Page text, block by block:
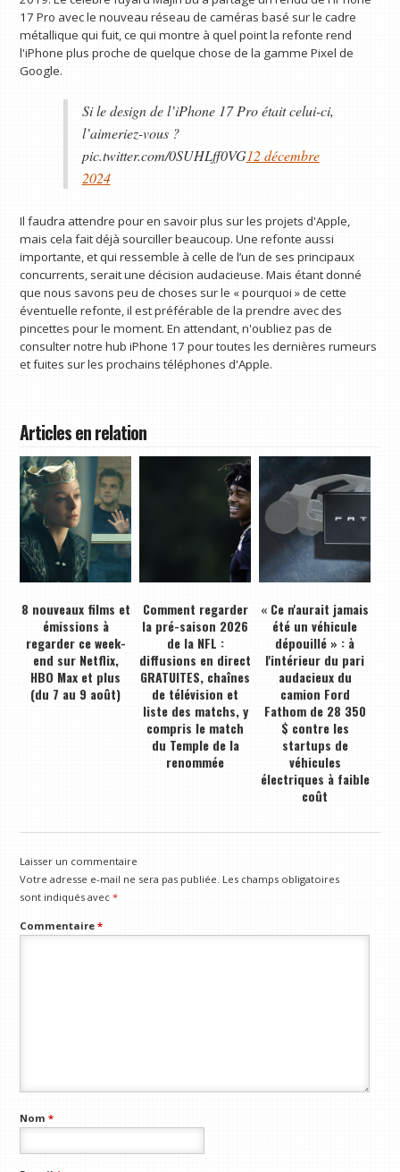
17 Pro avec le nouveau réseau de caméras basé sur le cadre
métallique qui fuit, ce qui montre à quel point la refonte rend
l'iPhone plus proche de quelque chose de la gamme Pixel de
Google.
Si le design de l’iPhone 17 Pro était celui-ci,
l’aimeriez-vous ?
pic.twitter.com/0SUHLff0VG12 décembre
2024
Il faudra attendre pour en savoir plus sur les projets d'Apple,
mais cela fait déjà sourciller beaucoup. Une refonte aussi
importante, et qui ressemble à celle de l’un de ses principaux
concurrents, serait une décision audacieuse. Mais étant donné
que nous savons peu de choses sur le « pourquoi » de cette
éventuelle refonte, il est préférable de la prendre avec des
pincettes pour le moment. En attendant, n'oubliez pas de
consulter notre hub iPhone 17 pour toutes les dernières rumeurs
et fuites sur les prochains téléphones d'Apple.
Articles en relation
8 nouveaux films et
émissions à
regarder ce week-
end sur Netflix,
HBO Max et plus
(du 7 au 9 août)
Comment regarder
la pré-saison 2026
de la NFL :
diffusions en direct
GRATUITES, chaînes
de télévision et
liste des matchs, y
compris le match
du Temple de la
renommée
« Ce n'aurait jamais
été un véhicule
dépouillé » : à
l'intérieur du pari
audacieux du
camion Ford
Fathom de 28 350
$ contre les
startups de
véhicules
électriques à faible
coût
Laisser un commentaire
Votre adresse e-mail ne sera pas publiée. Les champs obligatoires
sont indiqués avec*
Commentaire*
Nom*